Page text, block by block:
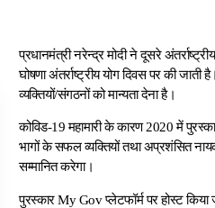
प्रधानमंत्री नरेन्द्र मोदी ने दूसरे
घोषणा अंतर्राष्‍ट्रीय योग दिवस पर की
व्‍यक्तियों/संगठनों को मान्‍यता देना है।
कोविड-19 महामारी के कारण 2020 में
भागों के सफल व्‍यक्तियों तथा अप्रशंसित
सम्‍मानित करेगा।
पुरस्‍कार My Gov प्‍लेटफॉर्म पर होस्‍ट किया